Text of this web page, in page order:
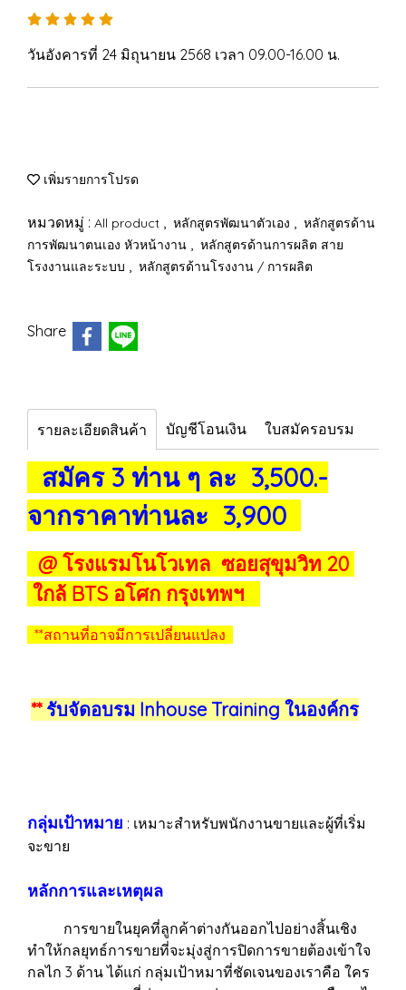
วันอังคารที่ 24 มิถุนายน 2568 เวลา 09.00-16.00 น.
เพิ่มรายการโปรด
หมวดหมู่ : All product , หลักสูตรพัฒนาตัวเอง , หลักสูตรด้าน
การพัฒนาตนเอง หัวหน้างาน , หลักสูตรด้านการผลิต สาย
โรงงานและระบบ , หลักสูตรด้านโรงงาน / การผลิต
Share
รายละเอียดสินค้า บัญชีโอนเงิน ใบสมัครอบรม
สมัคร 3 ท่าน ๆ ละ 3,500.-
จากราคาท่านละ 3,900
@ โรงแรมโนโวเทล ซอยสุขุมวิท 20
ใกล้ BTS อโศก กรุงเทพฯ
**สถานที่อาจมีการเปลี่ยนแปลง
**รับจัดอบรม Inhouse Training ในองค์กร
กลุ่มเป้าหมาย : เหมาะสำหรับพนักงานขายและผู้ที่เริ่ม
จะขาย
หลักการและเหตุผล
การขายในยุคที่ลูกค้าต่างกันออกไปอย่างสิ้นเชิง
ทำให้กลยุทธ์การขายที่จะมุ่งสู่การปิดการขายต้องเข้าใจ
กลไก 3 ด้าน ได้แก่ กลุ่มเป้าหมาที่ชัดเจนของเราคือ ใคร